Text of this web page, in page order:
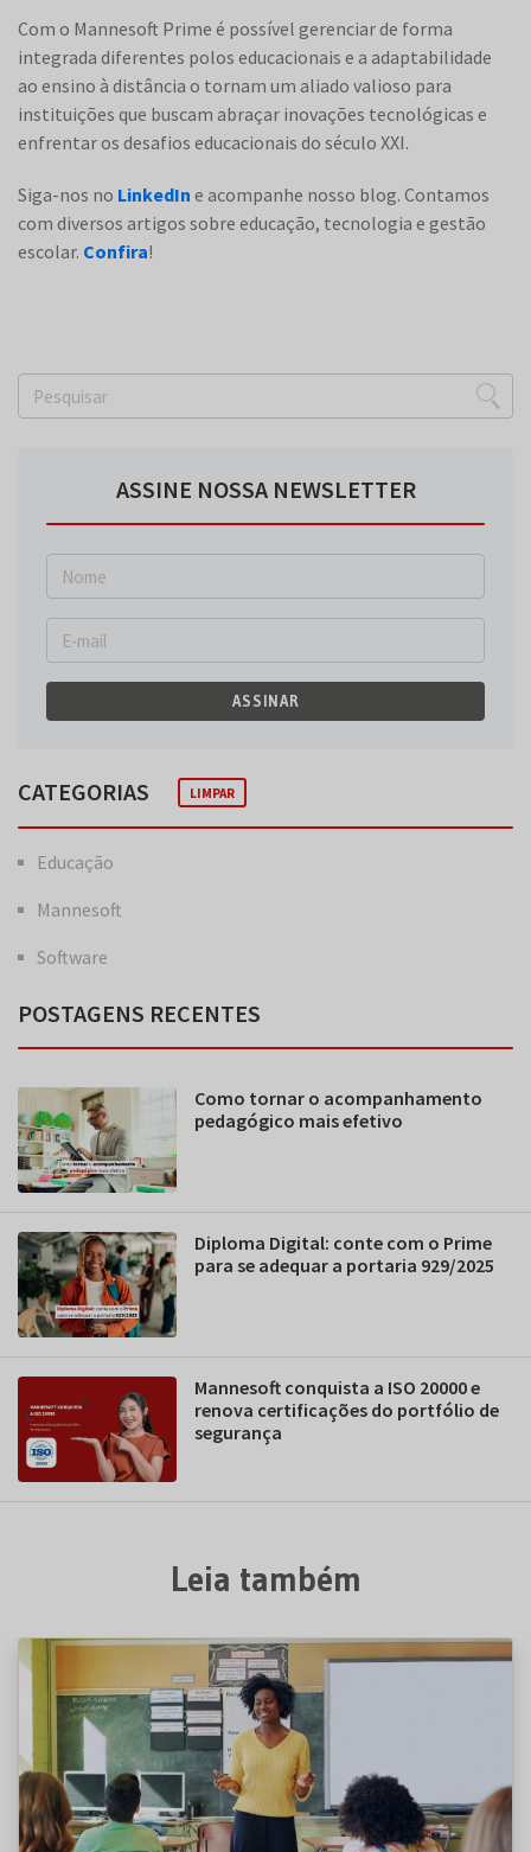
Com o Mannesoft Prime é possível gerenciar de forma
integrada diferentes polos educacionais e a adaptabilidade
ao ensino à distância o tornam um aliado valioso para
instituições que buscam abraçar inovações tecnológicas e
enfrentar os desafios educacionais do século XXI.
Siga-nos no LinkedIn e acompanhe nosso blog. Contamos
com diversos artigos sobre educação, tecnologia e gestão
escolar. Confira!
ASSINE NOSSA NEWSLETTER
ASSINAR
CATEGORIAS LIMPAR
Educação
Mannesoft
Software
POSTAGENS RECENTES
Como tornar o acompanhamento
pedagógico mais efetivo
Diploma Digital: conte com o Prime
para se adequar a portaria 929/2025
Mannesoft conquista a ISO 20000 e
renova certificações do portfólio de
segurança
Leia também